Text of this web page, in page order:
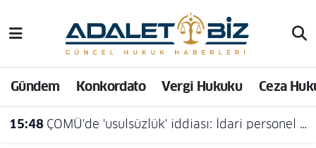
Gündem Konkordato Vergi Hukuku Ceza
15:48 ÇOMÜ'de 'usulsüzlük' iddiası: İdari personel açığa alındı
Hava Durumu
Trafik Durumu
Süper Lig Puan Durumu ve Fikstür